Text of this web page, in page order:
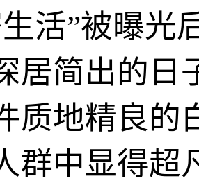
活”被曝光
居简出的日
质地精良的
群中显得超